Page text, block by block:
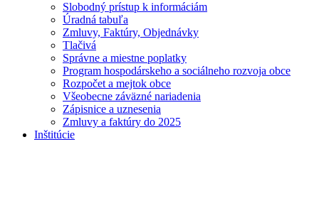
Slobodný prístup k informáciám
Úradná tabuľa
Zmluvy, Faktúry, Objednávky
Tlačivá
Správne a miestne poplatky
Program hospodárskeho a sociálneho rozvoja obce
Rozpočet a mejtok obce
Všeobecne záväzné nariadenia
Zápisnice a uznesenia
Zmluvy a faktúry do 2025
Inštitúcie